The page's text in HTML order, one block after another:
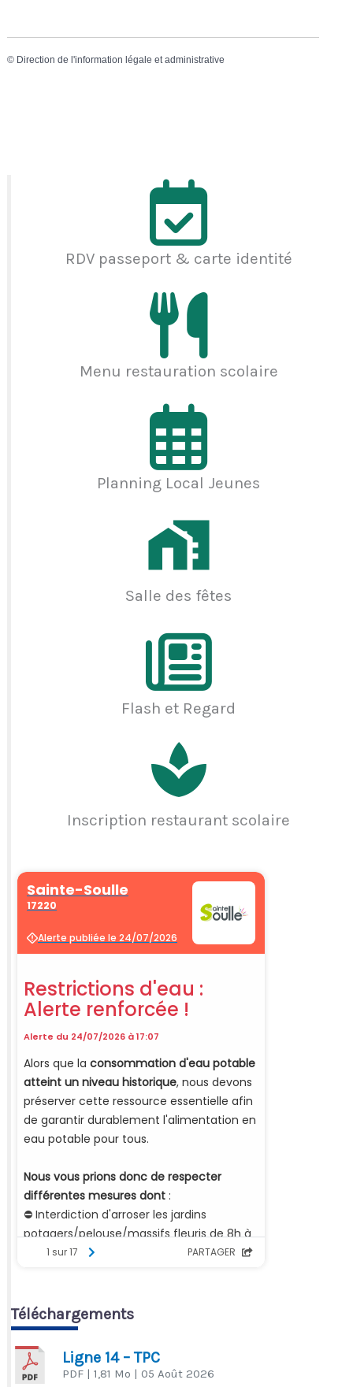
© Direction de l'information légale et administrative
RDV passeport & carte identité
Menu restauration scolaire
Planning Local Jeunes
Salle des fêtes
Flash et Regard
Inscription restaurant scolaire
Téléchargements
Ligne 14 – TPC
PDF | 1,81 Mo | 05 Août 2026